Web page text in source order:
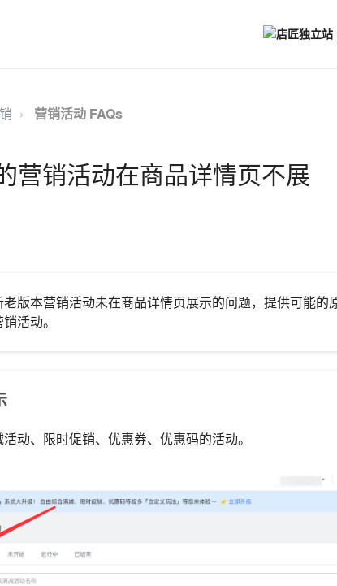
营销活动 FAQs
营销活动在商品详情页不展
版本营销活动未在商品详情页展示的问题，提供可能的
活动。
动、限时促销、优惠券、优惠码的活动。